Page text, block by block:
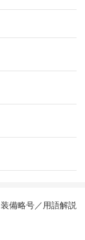
装備略号／用語解説